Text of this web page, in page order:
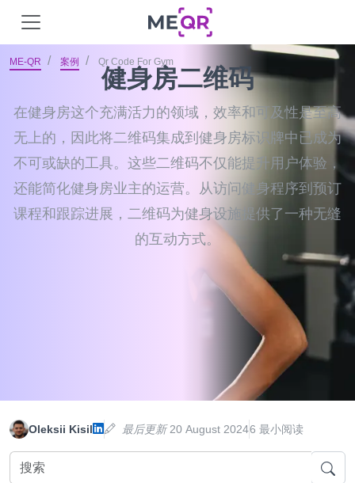
ME-QR 案例 Qr Code For Gym
健身房二维码
在健身房这个充满活力的领域，效率和可及性是至高
无上的，因此将二维码集成到健身房标识牌中已成为
不可或缺的工具。这些二维码不仅能提升用户体验，
还能简化健身房业主的运营。从访问健身程序到预订
课程和跟踪进展，二维码为健身设施提供了一种无缝
的互动方式。
Oleksii Kisil 最后更新20 August 20246 最小阅读